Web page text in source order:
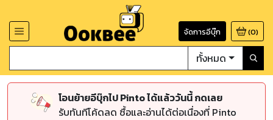
จัดการอีบุ๊ก (0)
ทั้งหมด
โอนย้ายอีบุ๊กไป Pinto ได้แล้ววันนี้ กดเลย
รับทันทีโค้ดลด ซื้อและอ่านได้ต่อเนื่องที่ Pinto